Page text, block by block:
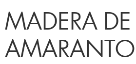
MADERA DE
AMARANTO